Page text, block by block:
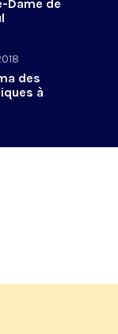
Dame de
des
à